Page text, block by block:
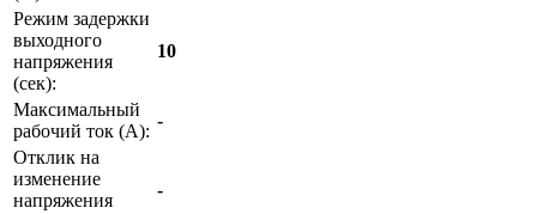
Режим задержки
выходного
напряжения
(сек):
10
Максимальный
рабочий ток (А):
-
Отклик на
изменение
напряжения
-